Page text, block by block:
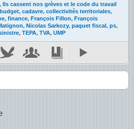
, Ils cassent nos grèves et le code du travail
budget, cadavre, collectivités territoriales,
, finance, François Fillon, François
, Nicolas Sarkozy, paquet fiscal, ps,
, TEPA, TVA, UMP